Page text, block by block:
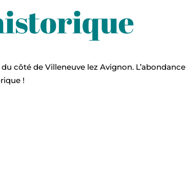
côté de Villeneuve lez Avignon. L’abondance
!